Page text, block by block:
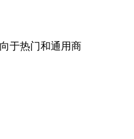
于热门和通用商